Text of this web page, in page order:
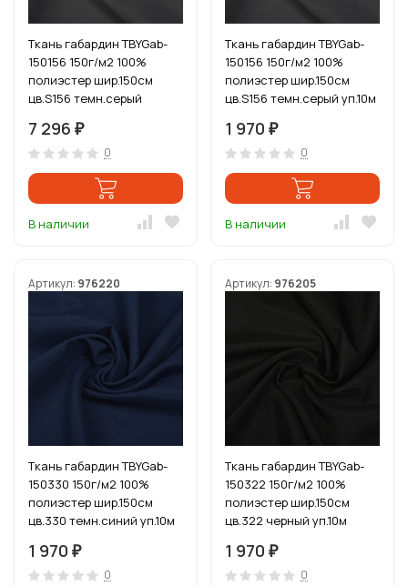
Ткань габардин TBYGab-
150156 150г/м2 100%
полиэстер шир.150см
цв.S156 темн.серый
7 296 ₽
0
В наличии
Ткань габардин TBYGab-
150156 150г/м2 100%
полиэстер шир.150см
цв.S156 темн.серый уп.10м
1 970 ₽
0
В наличии
Артикул: 976220
Ткань габардин TBYGab-
150330 150г/м2 100%
полиэстер шир.150см
цв.330 темн.синий уп.10м
1 970 ₽
0
Артикул: 976205
Ткань габардин TBYGab-
150322 150г/м2 100%
полиэстер шир.150см
цв.322 черный уп.10м
1 970 ₽
0